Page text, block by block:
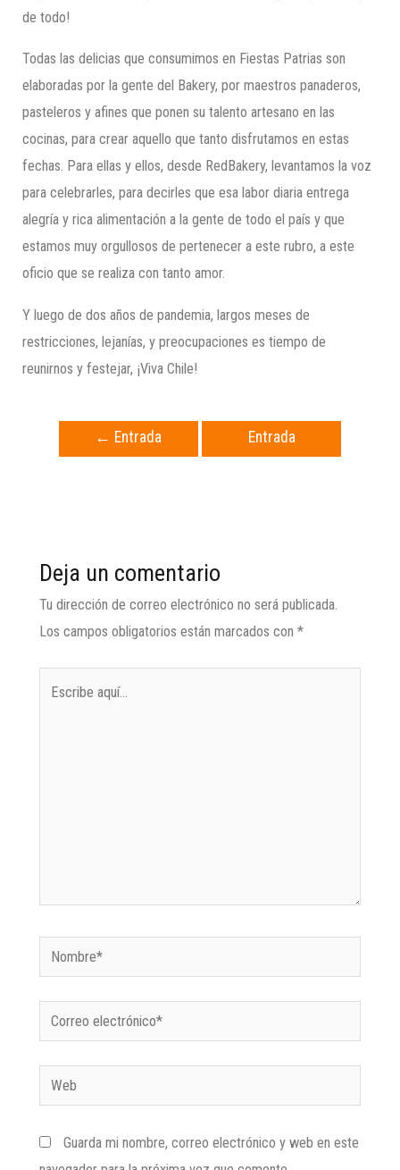
de todo!
Todas las delicias que consumimos en Fiestas Patrias son
elaboradas por la gente del Bakery, por maestros panaderos,
pasteleros y afines que ponen su talento artesano en las
cocinas, para crear aquello que tanto disfrutamos en estas
fechas. Para ellas y ellos, desde RedBakery, levantamos la voz
para celebrarles, para decirles que esa labor diaria entrega
alegría y rica alimentación a la gente de todo el país y que
estamos muy orgullosos de pertenecer a este rubro, a este
oficio que se realiza con tanto amor.
Y luego de dos años de pandemia, largos meses de
restricciones, lejanías, y preocupaciones es tiempo de
reunirnos y festejar, ¡Viva Chile!
← Entrada
Entrada
Deja un comentario
Tu dirección de correo electrónico no será publicada.
Los campos obligatorios están marcados con *
Guarda mi nombre, correo electrónico y web en este